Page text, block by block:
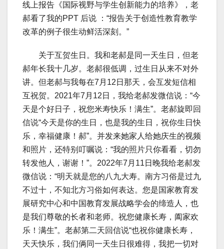
线上报告《国际视野与学生创新能力的培养》，老
郝看了我的PPT 后说 ：“报告关于创造性教育教学
改革的例子很生动鲜活深刻。”
关于互贺生日。我和老郝是同一天生日，但老
郝年长我十几岁。老郝很低调，过生日从来不对外
讲。但老郝与我每在7月12日那天，会互发短信相
互祝贺。2021年7月12日，我给老郝发微信说：“今
天是个好日子，祝您米寿快乐！满生”。老郝旋即回
信说“今天是你的生日，也是我的生日，祝你生日快
乐，幸福健康！郝”。并发来她家人给她庆生的视频
和照片，还特别叮嘱说：“我的照片只你看看，切勿
转发他人，谢谢！”。2022年7月11日晚我给老郝发
微信说：“明天就是您的八九大寿。南方习俗是过九
不过十，不知北方习俗如何表达。您是国家教育发
展研究中心和中国教育发展战略学会的缔造人，也
是我们尊敬的长者和老师。祝您健康长寿，阖家欢
乐！满生”。老郝第二天回信说“也祝你健康长寿，
天天快乐，我们俩同一天生日很难得，我把一切对